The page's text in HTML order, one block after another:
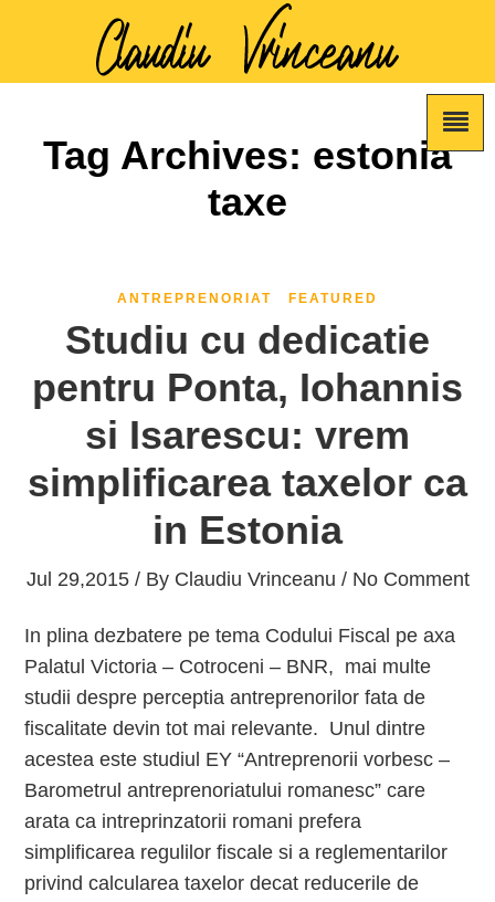
Tag Archives: estonia
taxe
ANTREPRENORIAT FEATURED
Studiu cu dedicatie
pentru Ponta, Iohannis
si Isarescu: vrem
simplificarea taxelor ca
in Estonia
Jul 29,2015 / By Claudiu Vrinceanu / No Comment
In plina dezbatere pe tema Codului Fiscal pe axa
Palatul Victoria – Cotroceni – BNR, mai multe
studii despre perceptia antreprenorilor fata de
fiscalitate devin tot mai relevante. Unul dintre
acestea este studiul EY “Antreprenorii vorbesc –
Barometrul antreprenoriatului romanesc” care
arata ca intreprinzatorii romani prefera
simplificarea regulilor fiscale si a reglementarilor
privind calcularea taxelor decat reducerile de